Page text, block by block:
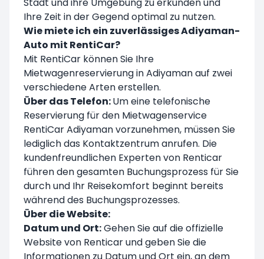
Ihre Zeit in der Gegend optimal zu nutzen.
Wie miete ich ein zuverlässiges Adiyaman-
Auto mit RentiCar?
Mit RentiCar können Sie Ihre
Mietwagenreservierung in Adiyaman auf zwei
verschiedene Arten erstellen.
Über das Telefon:Um eine telefonische
Reservierung für den Mietwagenservice
RentiCar Adiyaman vorzunehmen, müssen Sie
lediglich das Kontaktzentrum anrufen. Die
kundenfreundlichen Experten von Renticar
führen den gesamten Buchungsprozess für Sie
durch und Ihr Reisekomfort beginnt bereits
während des Buchungsprozesses.
Über die Website:
Datum und Ort:Gehen Sie auf die offizielle
Website von Renticar und geben Sie die
Informationen zu Datum und Ort ein, an dem